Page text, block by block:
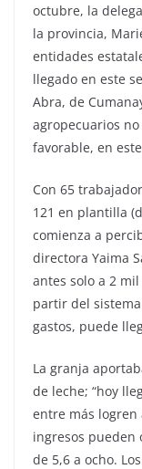
octubre, la
la provincia,
entidades
llegado en este
Abra, de
agropecuarios
favorable, en
Con 65
121 en plantilla
comienza a
directora Yaima
antes solo a 2
partir del
gastos, puede
La granja
de leche; “hoy
entre más logren
ingresos pueden
de 5,6 a ocho.